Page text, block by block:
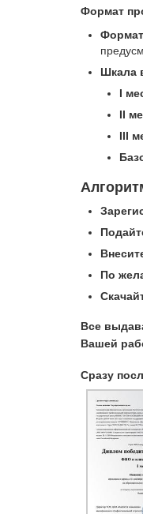
Формат
Шкала
I
II
III
По
Все
Вашей
Сразу